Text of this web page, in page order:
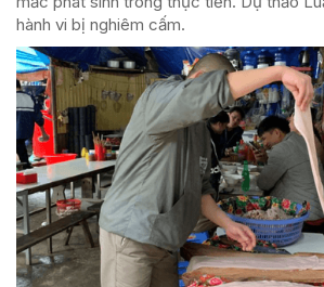
hành vi bị nghiêm cấm.